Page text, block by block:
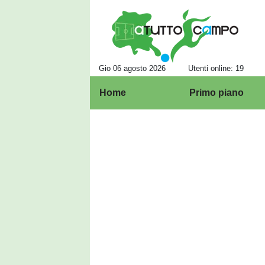
Gio 06 agosto 2026 Utenti online: 19
Home Primo piano